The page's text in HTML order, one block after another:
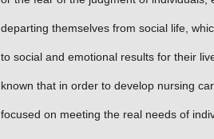
departing themselves from social life,
to social and emotional results for their
known that in order to develop nursing
focused on meeting the real needs of